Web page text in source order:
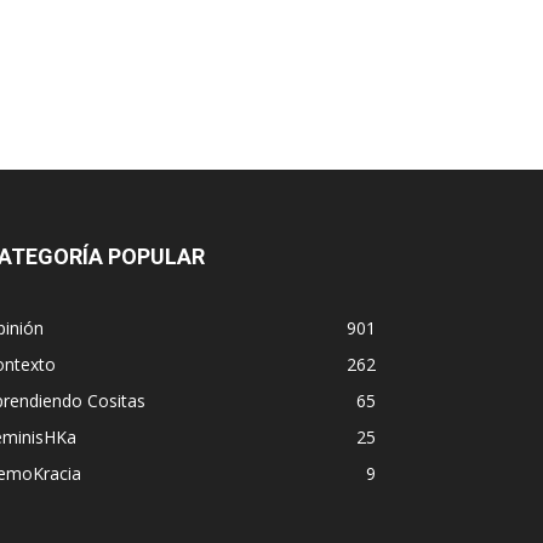
POPULAR
901
262
Cositas
65
25
9